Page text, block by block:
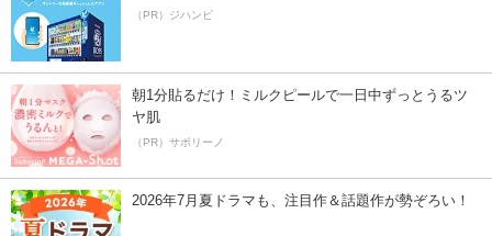
（PR）ジハンピ
朝1分貼るだけ！ミルクピールで一日中ずっとうるツ
ヤ肌
（PR）サボリーノ
2026年7月夏ドラマも、注目作＆話題作が勢ぞろい！